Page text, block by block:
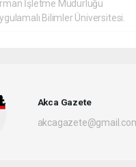
İşletme Müdürlüğü
Bilimler Üniversitesi.
Akca Gazete